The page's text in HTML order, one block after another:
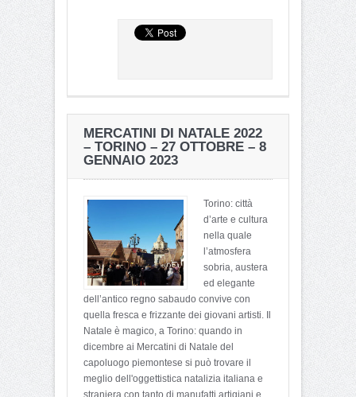
MERCATINI DI NATALE 2022
– TORINO – 27 OTTOBRE – 8
GENNAIO 2023
Torino: città
d’arte e cultura
nella quale
l’atmosfera
sobria, austera
ed elegante
dell’antico regno sabaudo convive con
quella fresca e frizzante dei giovani artisti. Il
Natale è magico, a Torino: quando in
dicembre ai Mercatini di Natale del
capoluogo piemontese si può trovare il
meglio dell'oggettistica natalizia italiana e
straniera con tanto di manufatti artigiani e